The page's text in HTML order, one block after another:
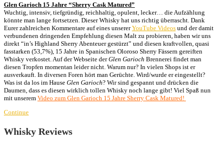
Glen Garioch 15 Jahre “Sherry Cask Matured”
Wuchtig, intensiv, tiefgründig, reichhaltig, opulent, lecker… die Aufzählung
könnte man lange fortsetzen. Dieser Whisky hat uns richtig überrascht. Dank
Eurer zahlreichen Kommentare auf eines unsererYouTube Videos und der damit
verbundenen dringenden Empfehlung diesen Malt zu probieren, haben wir uns
direkt “in’s Highland Sherry Abenteuer gestürzt” und diesen kraftvollen, quasi
fasstarken (53,7%), 15 Jahre in Spanischen Oloroso Sherry Fässern gereiften
Whisky verkostet. Auf der Webseite derGlen Garioch Brennerei findet man
diesen Tropfen momentan leider nicht. Warum nur? In vielen Shops ist er
ausverkauft. In diversen Foren hört man Gerüchte. Wird/wurde er eingestellt?
Was ist da los im Hause Glen Garioch? Wir sind gespannt und drücken die
Daumen, dass es diesen wirklich tollen Whisky noch lange gibt! Viel Spaß nun
mit unserem Video zum Glen Garioch 15 Jahre Sherry Cask Matured!
Continue
Whisky Reviews